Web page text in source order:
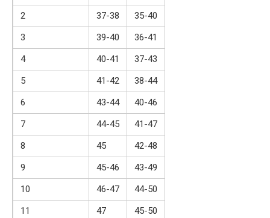
2
37-38
35-40
3
39-40
36-41
4
40-41
37-43
5
41-42
38-44
6
43-44
40-46
7
44-45
41-47
8
45
42-48
9
45-46
43-49
10
46-47
44-50
11
47
45-50